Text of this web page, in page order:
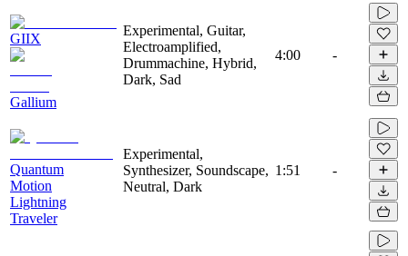
GIIX
Gallium
Experimental, Guitar,
Electroamplified,
Drummachine, Hybrid,
Dark, Sad
4:00 -
Quantum
Motion
Lightning
Traveler
Experimental,
Synthesizer, Soundscape,
Neutral, Dark
1:51 -